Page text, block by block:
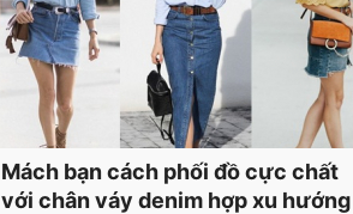
Mách bạn cách phối đồ cực chất
với chân váy denim hợp xu hướng